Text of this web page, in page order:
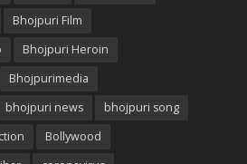
Bhojpuri Film
Bhojpuri Heroin
Bhojpurimedia
bhojpuri news
bhojpuri song
Bollywood